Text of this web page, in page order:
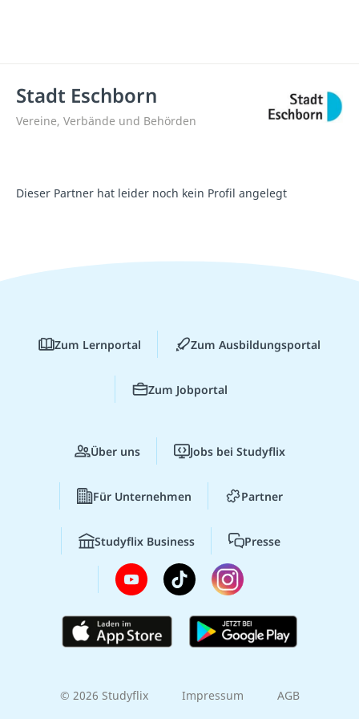
Stadt Eschborn
Vereine, Verbände und Behörden
Dieser Partner hat leider noch kein Profil angelegt
Zum Lernportal Zum Ausbildungsportal
Zum Jobportal
Über uns Jobs bei Studyflix
Für Unternehmen Partner
Studyflix Business Presse
© 2026 Studyflix Impressum AGB